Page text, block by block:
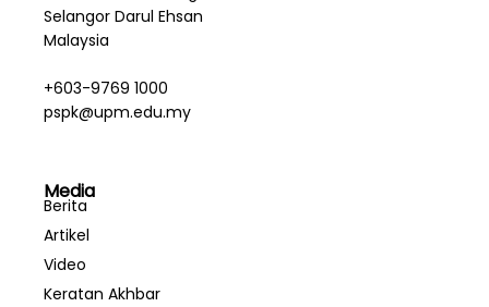
Selangor Darul Ehsan
Malaysia
+603-9769 1000
pspk@upm.edu.my
Media
Berita
Artikel
Video
Keratan Akhbar